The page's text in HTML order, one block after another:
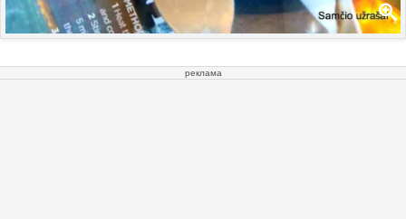
реклама